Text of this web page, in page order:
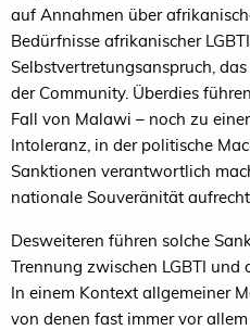
auf Annahmen über
Bedürfnisse afrikanischer LGBTI
Selbstvertretungsanspruch,
der Community. Überdies
Fall von Malawi – noch zu
Intoleranz, in der politische
Sanktionen verantwortlich
nationale Souveränität
Desweiteren führen solche
Trennung zwischen LGBTI und
In einem Kontext allgemeiner
von denen fast immer vor